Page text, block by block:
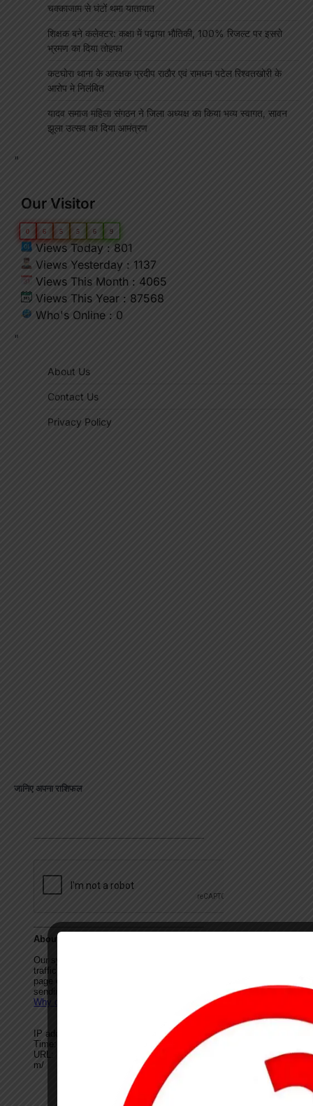
चक्काजाम से घंटों थमा यातायात
शिक्षक बने कलेक्टर: कक्षा में पढ़ाया भौतिकी, 100% रिजल्ट पर इसरो
भ्रमण का दिया तोहफा
कटघोरा थाना के आरक्षक प्रदीप राठौर एवं रामधन पटेल रिश्वतखोरी के
आरोप मे निलंबित
यादव समाज महिला संगठन ने जिला अध्यक्ष का किया भव्य स्वागत, सावन
झूला उत्सव का दिया आमंत्रण
"
Our Visitor
0 6 5 5 6 9
Views Today : 801
Views Yesterday : 1137
Views This Month : 4065
Views This Year : 87568
Who's Online : 0
"
About Us
Contact Us
Privacy Policy
जानिए अपना राशिफल